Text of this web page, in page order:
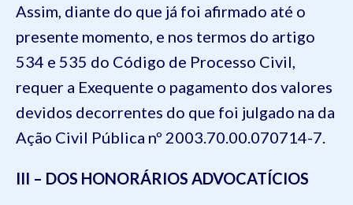
Assim, diante do que já foi afirmado até o
presente momento, e nos termos do artigo
534 e 535 do Código de Processo Civil,
requer a Exequente o pagamento dos valores
devidos decorrentes do que foi julgado na da
Ação Civil Pública nº 2003.70.00.070714-7.
III – DOS HONORÁRIOS ADVOCATÍCIOS